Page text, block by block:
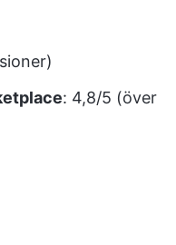
: 4,8/5 (över